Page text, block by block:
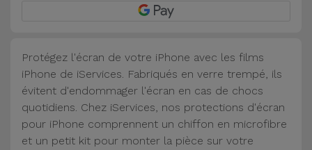
Traceurs et
Accessoires
Mobilité,
Protégez l'écran de votre iPhone avec les films
iPhone de iServices. Fabriqués en verre trempé, ils
évitent d'endommager l'écran en cas de chocs
quotidiens. Chez iServices, nos protections d'écran
pour iPhone comprennent un chiffon en microfibre
et un petit kit pour monter la pièce sur votre